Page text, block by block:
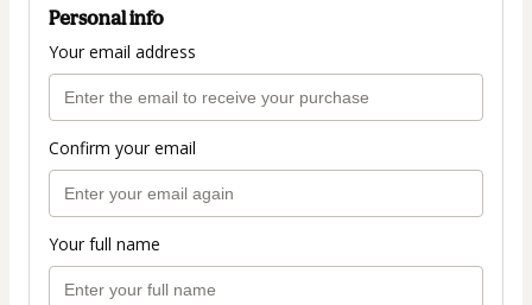
Personal info
Your email address
Confirm your email
Your full name